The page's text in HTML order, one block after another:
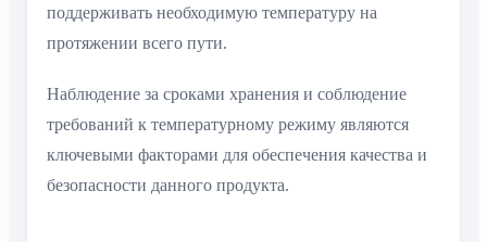
поддерживать необходимую температуру на
протяжении всего пути.
Наблюдение за сроками хранения и соблюдение
требований к температурному режиму являются
ключевыми факторами для обеспечения качества и
безопасности данного продукта.